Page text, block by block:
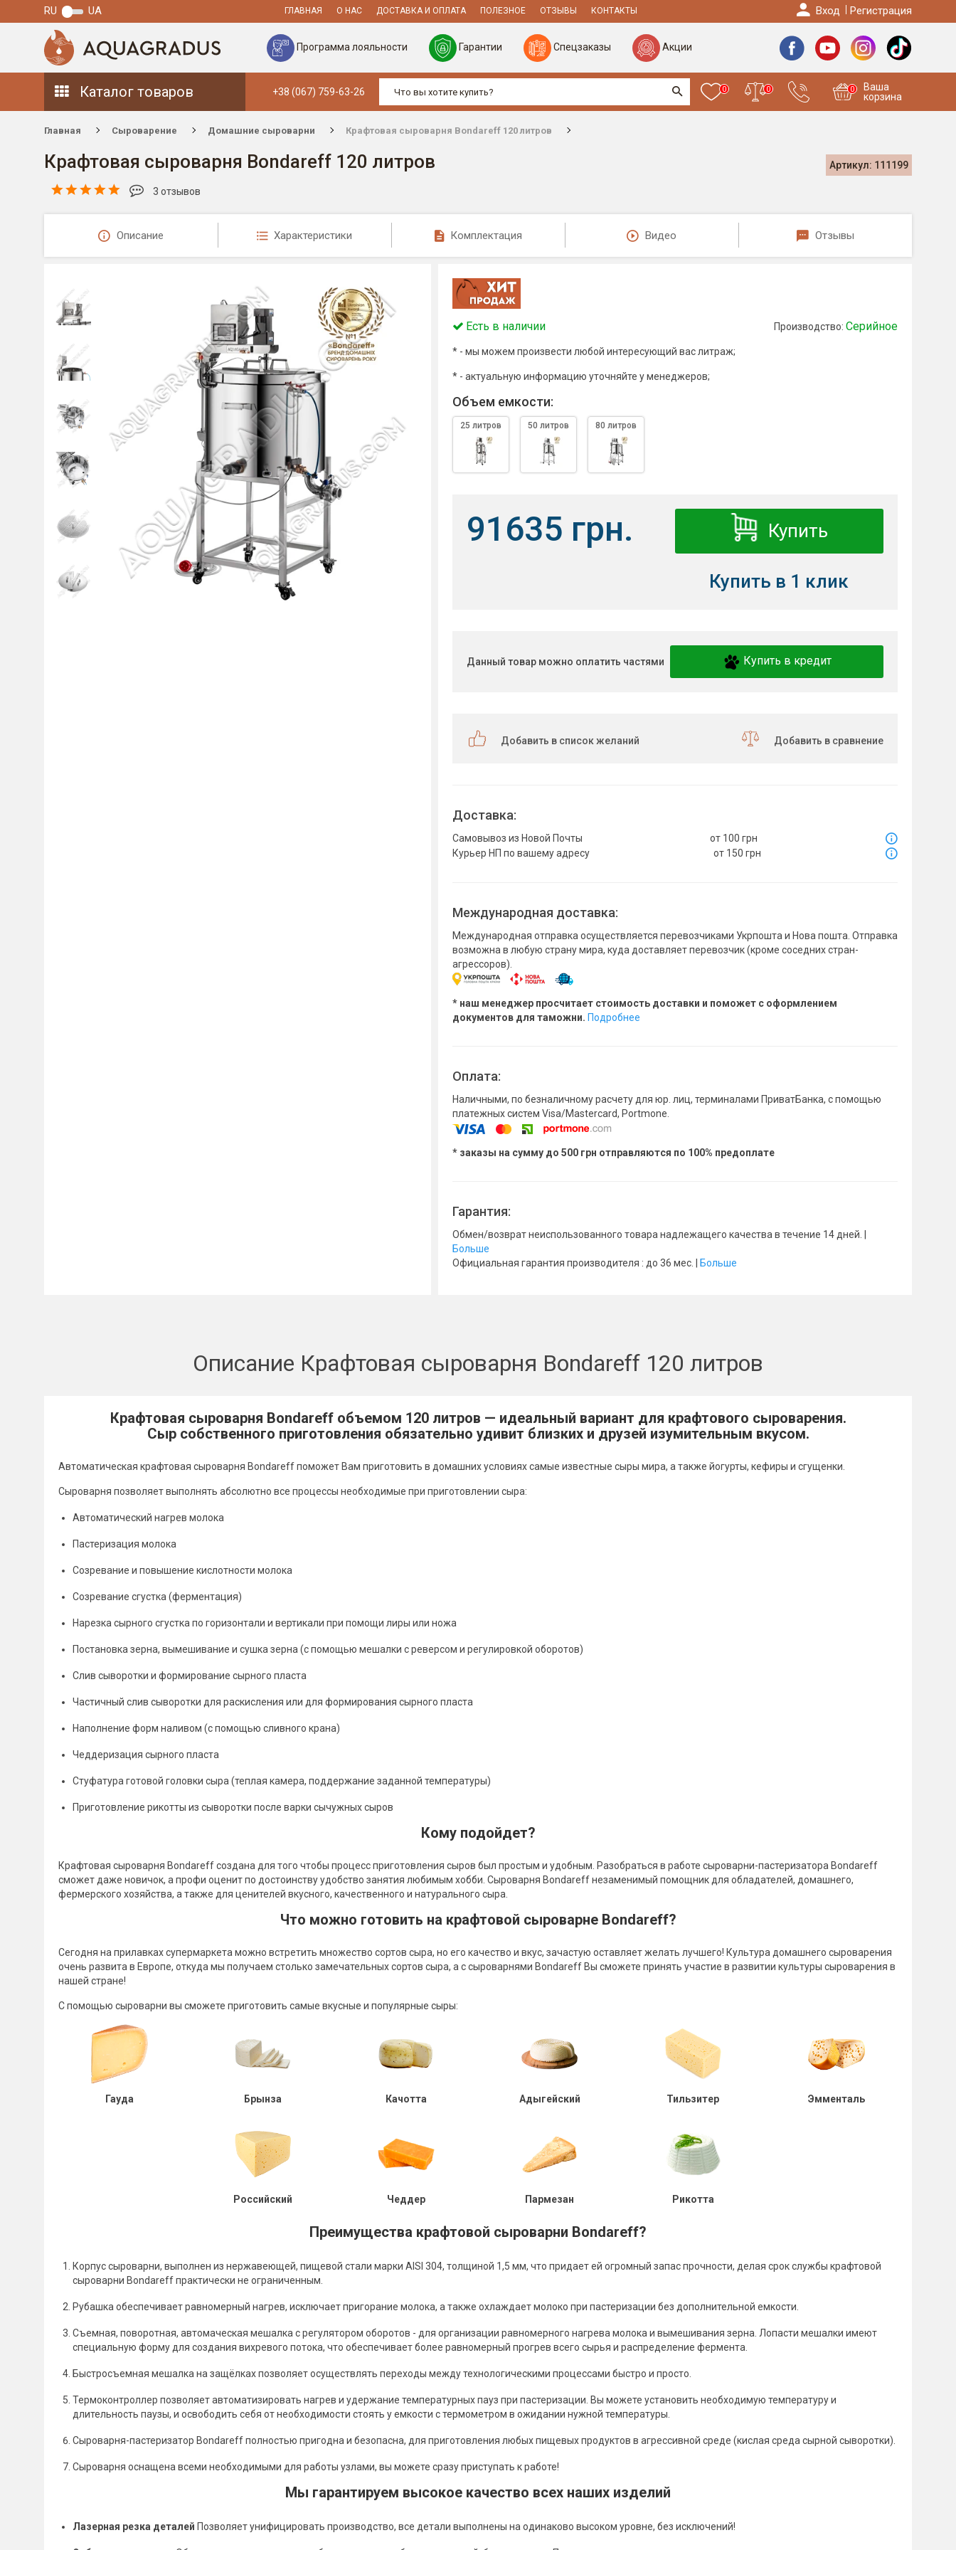
RU UA ГЛАВНАЯ О НАС ДОСТАВКА И ОПЛАТА ПОЛЕЗНОЕ ОТЗЫВЫ КОНТАКТЫ Вход Регистрация
Программа лояльности Гарантии Спецзаказы Акции
Каталог товаров +38 (067) 759-63-26 0 0 0
Ваша
корзина
Главная Сыроварение Домашние сыроварни Крафтовая сыроварня Bondareff 120 литров
Крафтовая сыроварня Bondareff 120 литров Артикул: 111199
3 отзывов
Описание Характеристики Комплектация Видео Отзывы
Есть в наличии Производство: Серийное
* - мы можем произвести любой интересующий вас литраж;
* - актуальную информацию уточняйте у менеджеров;
Объем емкости:
25 литров 50 литров 80 литров
91635 грн. Купить
Купить в 1 клик
Данный товар можно оплатить частями Купить в кредит
Добавить в список желаний Добавить в сравнение
Доставка:
Самовывоз из Новой Почты
от 100 грн
Курьер НП по вашему адресу
от 150 грн
Международная доставка:
Международная отправка осуществляется перевозчиками Укрпошта и Нова пошта. Отправка
возможна в любую страну мира, куда доставляет перевозчик (кроме соседних стран-
агрессоров).
* наш менеджер просчитает стоимость доставки и поможет с оформлением
документов для таможни. Подробнее
Оплата:
Наличными, по безналичному расчету для юр. лиц, терминалами ПриватБанка, с помощью
платежных систем Visa/Mastercard, Portmone.
* заказы на сумму до 500 грн отправляются по 100% предоплате
Гарантия:
Обмен/возврат неиспользованного товара надлежащего качества в течение 14 дней. |
Больше
Официальная гарантия производителя : до 36 мес. |
Больше
Описание Крафтовая сыроварня Bondareff 120 литров
Крафтовая сыроварня Bondareff объемом 120 литров — идеальный вариант для крафтового сыроварения.
Сыр собственного приготовления обязательно удивит близких и друзей изумительным вкусом.
Автоматическая крафтовая сыроварня Bondareff поможет Вам приготовить в домашних условиях самые известные сыры мира, а также йогурты, кефиры и сгущенки.
Сыроварня позволяет выполнять абсолютно все процессы необходимые при приготовлении сыра:
Автоматический нагрев молока
Пастеризация молока
Созревание и повышение кислотности молока
Созревание сгустка (ферментация)
Нарезка сырного сгустка по горизонтали и вертикали при помощи лиры или ножа
Постановка зерна, вымешивание и сушка зерна (с помощью мешалки с реверсом и регулировкой оборотов)
Слив сыворотки и формирование сырного пласта
Частичный слив сыворотки для раскисления или для формирования сырного пласта
Наполнение форм наливом (с помощью сливного крана)
Чеддеризация сырного пласта
Стуфатура готовой головки сыра (теплая камера, поддержание заданной температуры)
Приготовление рикотты из сыворотки после варки сычужных сыров
Кому подойдет?
Крафтовая сыроварня Bondareff создана для того чтобы процесс приготовления сыров был простым и удобным. Разобраться в работе сыроварни-пастеризатора Bondareff
сможет даже новичок, а профи оценит по достоинству удобство занятия любимым хобби. Сыроварня Bondareff незаменимый помощник для обладателей, домашнего,
фермерского хозяйства, а также для ценителей вкусного, качественного и натурального сыра.
Что можно готовить на крафтовой сыроварне Bondareff?
Сегодня на прилавках супермаркета можно встретить множество сортов сыра, но его качество и вкус, зачастую оставляет желать лучшего! Культура домашнего сыроварения
очень развита в Европе, откуда мы получаем столько замечательных сортов сыра, а с сыроварнями Bondareff Вы сможете принять участие в развитии культуры сыроварения в
нашей стране!
С помощью сыроварни вы сможете приготовить самые вкусные и популярные сыры:
Гауда Брынза Качотта Адыгейский Тильзитер Эмменталь
Российский Чеддер Пармезан Рикотта
Преимущества крафтовой сыроварни Bondareff?
Корпус сыроварни, выполнен из нержавеющей, пищевой стали марки AISI 304, толщиной 1,5 мм, что придает ей огромный запас прочности, делая срок службы крафтовой
сыроварни Bondareff практически не ограниченным.
Рубашка обеспечивает равномерный нагрев, исключает пригорание молока, а также охлаждает молоко при пастеризации без дополнительной емкости.
Съемная, поворотная, автомаческая мешалка с регулятором оборотов - для организации равномерного нагрева молока и вымешивания зерна. Лопасти мешалки имеют
специальную форму для создания вихревого потока, что обеспечивает более равномерный прогрев всего сырья и распределение фермента.
Быстросъемная мешалка на защёлках позволяет осуществлять переходы между технологическими процессами быстро и просто.
Термоконтроллер позволяет автоматизировать нагрев и удержание температурных пауз при пастеризации. Вы можете установить необходимую температуру и
длительность паузы, и освободить себя от необходимости стоять у емкости с термометром в ожидании нужной температуры.
Сыроварня-пастеризатор Bondareff полностью пригодна и безопасна, для приготовления любых пищевых продуктов в агрессивной среде (кислая среда сырной сыворотки).
Сыроварня оснащена всеми необходимыми для работы узлами, вы можете сразу приступать к работе!
Мы гарантируем высокое качество всех наших изделий
Лазерная резка деталей Позволяет унифицировать производство, все детали выполнены на одинаково высоком уровне, без исключений!